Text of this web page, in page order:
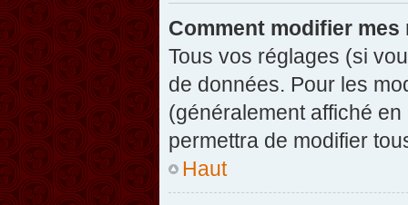
Comment modifier mes
Tous vos réglages (si
de données. Pour les
(généralement affiché
permettra de modifier
Haut